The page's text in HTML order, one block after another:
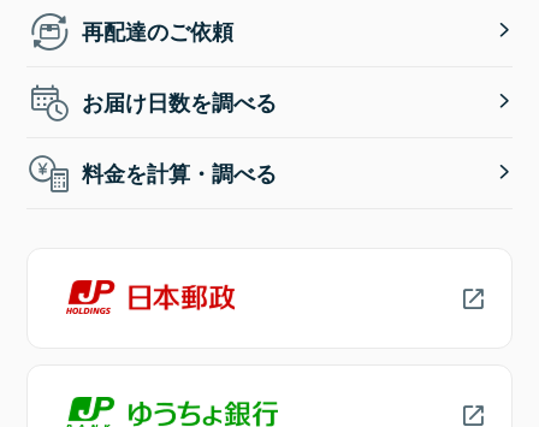
再配達のご依頼
お届け日数を調べる
料金を計算・調べる